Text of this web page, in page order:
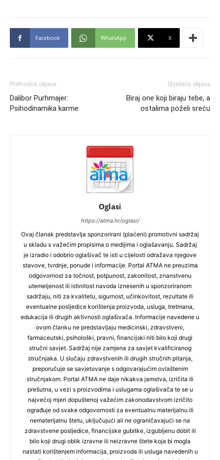
Facebook WhatsApp X
Prethodna objava
Dalibor Purhmajer:
Psihodinamika karme
Slijedeća objava
Biraj one koji biraju tebe, a
ostalima poželi sreću
Oglasi
https://atma.hr/oglasi/
Ovaj članak predstavlja sponzorirani (plaćeni) promotivni sadržaj
u skladu s važećim propisima o medijima i oglašavanju. Sadržaj
je izradio i odobrio oglašivač te isti u cijelosti odražava njegove
stavove, tvrdnje, ponude i informacije. Portal ATMA ne preuzima
odgovornost za točnost, potpunost, zakonitost, znanstvenu
utemeljenost ili istinitost navoda iznesenih u sponzoriranom
sadržaju, niti za kvalitetu, sigurnost, učinkovitost, rezultate ili
eventualne posljedice korištenja proizvoda, usluga, tretmana,
edukacija ili drugih aktivnosti oglašivača. Informacije navedene u
ovom članku ne predstavljaju medicinski, zdravstveni,
farmaceutski, psihološki, pravni, financijski niti bilo koji drugi
stručni savjet. Sadržaj nije zamjena za savjet kvalificiranog
stručnjaka. U slučaju zdravstvenih ili drugih stručnih pitanja,
preporučuje se savjetovanje s odgovarajućim ovlaštenim
stručnjakom. Portal ATMA ne daje nikakva jamstva, izričita ili
prešutna, u vezi s proizvodima i uslugama oglašivača te se u
najvećoj mjeri dopuštenoj važećim zakonodavstvom izričito
ograđuje od svake odgovornosti za eventualnu materijalnu ili
nematerijalnu štetu, uključujući ali ne ograničavajući se na
zdravstvene posljedice, financijske gubitke, izgubljenu dobit ili
bilo koji drugi oblik izravne ili neizravne štete koja bi mogla
nastati korištenjem informacija, proizvoda ili usluga navedenih u